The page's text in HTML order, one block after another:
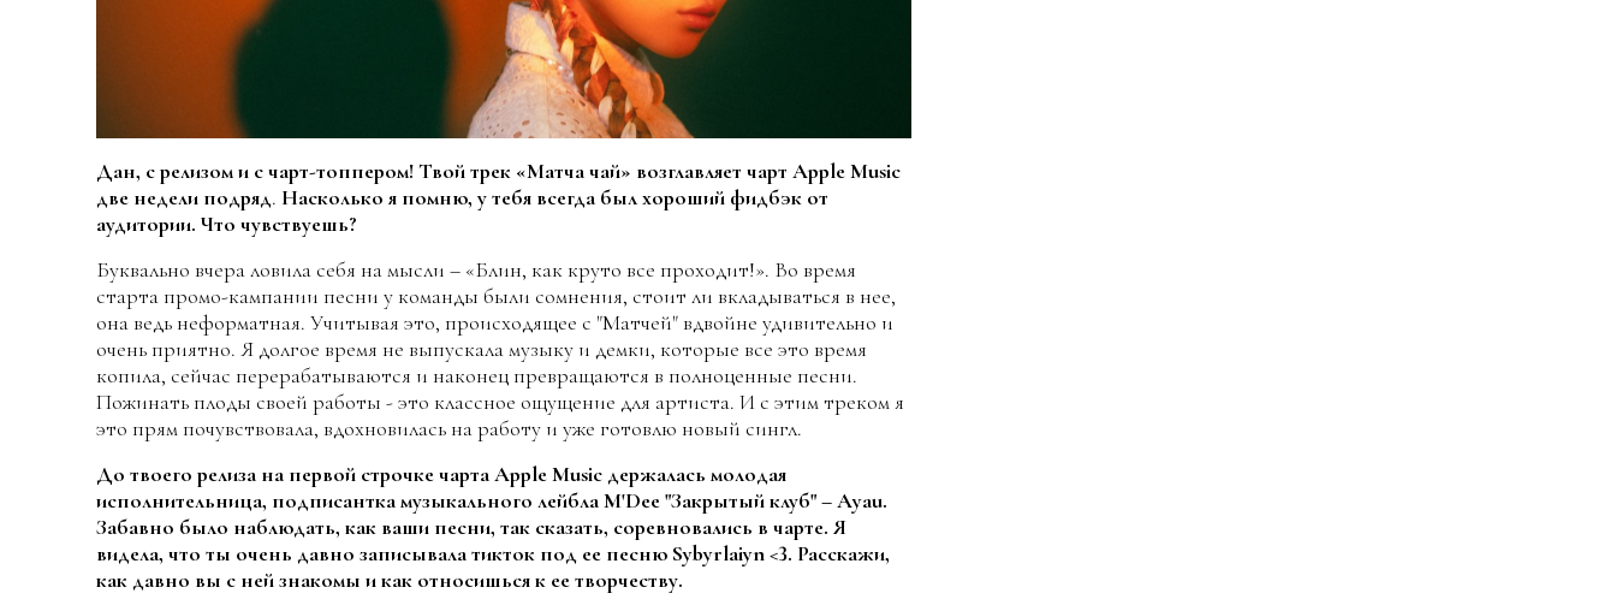
Дан, с релизом и с чарт-топпером! Твой трек «Матча чай» возглавляет чарт Apple Music
две недели подряд. Насколько я помню, у тебя всегда был хороший фидбэк от
аудитории. Что чувствуешь?
Буквально вчера ловила себя на мысли – «Блин, как круто все проходит!». Во время
старта промо-кампании песни у команды были сомнения, стоит ли вкладываться в нее,
она ведь неформатная. Учитывая это, происходящее с "Матчей" вдвойне удивительно и
очень приятно. Я долгое время не выпускала музыку и демки, которые все это время
копила, сейчас перерабатываются и наконец превращаются в полноценные песни.
Пожинать плоды своей работы - это классное ощущение для артиста. И с этим треком я
это прям почувствовала, вдохновилась на работу и уже готовлю новый сингл.
До твоего релиза на первой строчкечарта Apple Music держалась молодая
исполнительница, подписантка музыкального лейбла M'Dee "Закрытый клуб" – Ayau.
Забавно было наблюдать, как ваши песни, так сказать, соревновались в чарте. Я
видела, что ты очень давно записывала тикток под ее песню Sybyrlaiyn <3. Расскажи,
как давно вы с ней знакомы и как относишься к ее творчеству.